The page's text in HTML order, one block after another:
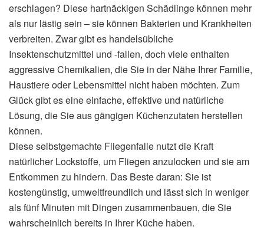
erschlagen? Diese hartnäckigen Schädlinge können mehr
als nur lästig sein – sie können Bakterien und Krankheiten
verbreiten. Zwar gibt es handelsübliche
Insektenschutzmittel und -fallen, doch viele enthalten
aggressive Chemikalien, die Sie in der Nähe Ihrer Familie,
Haustiere oder Lebensmittel nicht haben möchten. Zum
Glück gibt es eine einfache, effektive und natürliche
Lösung, die Sie aus gängigen Küchenzutaten herstellen
können.
Diese selbstgemachte Fliegenfalle nutzt die Kraft
natürlicher Lockstoffe, um Fliegen anzulocken und sie am
Entkommen zu hindern. Das Beste daran: Sie ist
kostengünstig, umweltfreundlich und lässt sich in weniger
als fünf Minuten mit Dingen zusammenbauen, die Sie
wahrscheinlich bereits in Ihrer Küche haben.